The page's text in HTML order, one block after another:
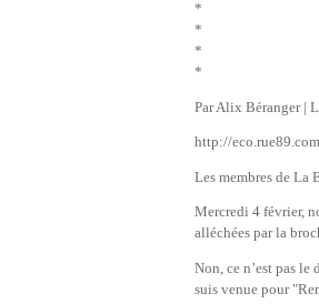
*
*
*
*
Par Alix Béranger |
http://
Les membres de La
Mercredi 4 février,
alléchées par la
Non, ce n’est pas le
suis venue pour